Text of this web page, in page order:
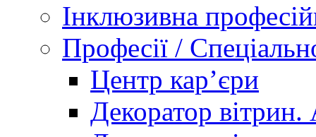
Інклюзивна
Професії /
Центр кар’єри
Декоратор вітрин.